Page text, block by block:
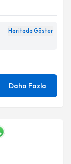
Haritada Göster
Daha Fazla